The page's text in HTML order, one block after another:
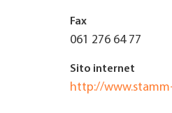
Fax
061 276 64 77
Sito internet
http://